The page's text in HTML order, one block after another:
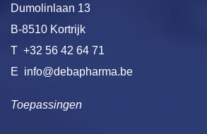
Toepassingen
Dumolinlaan 13
B-8510 Kortrijk
T +32 56 42 64 71
E info@debapharma.be